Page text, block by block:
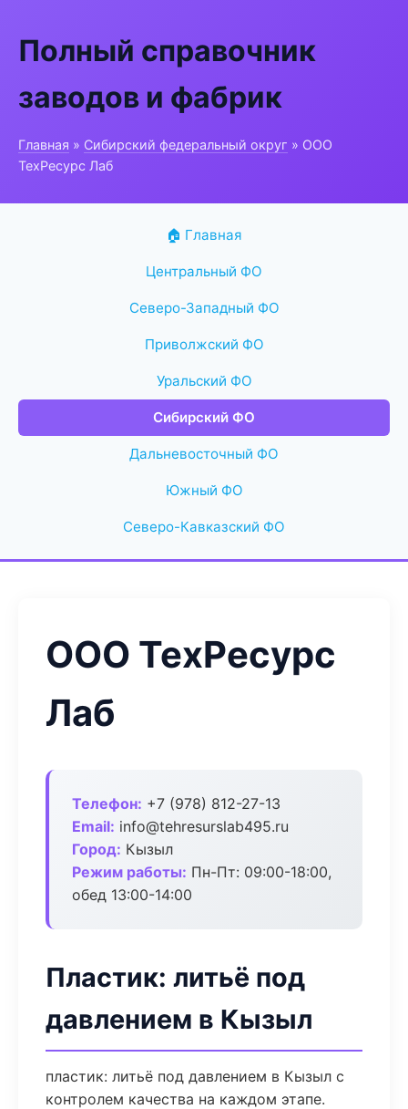
Полный справочник
заводов и фабрик
Главная » Сибирский федеральный округ » ООО
ТехРесурс Лаб
🏠 Главная
Центральный ФО
Северо-Западный ФО
Приволжский ФО
Уральский ФО
Сибирский ФО
Дальневосточный ФО
Южный ФО
Северо-Кавказский ФО
ООО ТехРесурс
Лаб
Телефон: +7 (978) 812-27-13
Email: info@tehresurslab495.ru
Город: Кызыл
Режим работы: Пн-Пт: 09:00-18:00,
обед 13:00-14:00
Пластик: литьё под
давлением в Кызыл
пластик: литьё под давлением в Кызыл с
контролем качества на каждом этапе.